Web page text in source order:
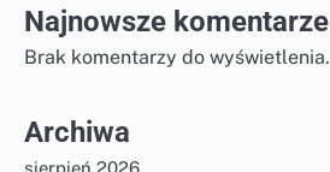
Najnowsze komentarze
Brak komentarzy do wyświetlenia.
Archiwa
sierpień 2026